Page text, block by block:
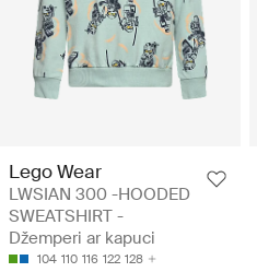
Lego Wear
LWSIAN 300 -HOODED
SWEATSHIRT -
Džemperi ar kapuci
104 110 116 122 128